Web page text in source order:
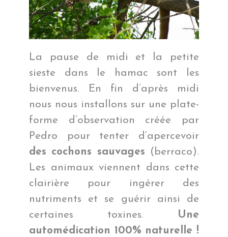
La pause de midi et la petite
sieste dans le hamac sont les
bienvenus. En fin d’après midi
nous nous installons sur une plate-
forme d’observation créée par
Pedro pour tenter d’apercevoir
des cochons sauvages (berraco).
Les animaux viennent dans cette
clairière pour ingérer des
nutriments et se guérir ainsi de
certaines toxines. Une
automédication 100% naturelle !